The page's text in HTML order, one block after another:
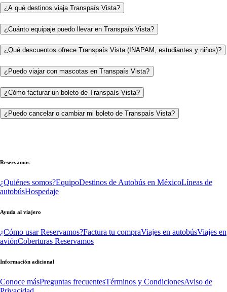
¿A qué destinos viaja Transpaís Vista?
¿Cuánto equipaje puedo llevar en Transpaís Vista?
¿Qué descuentos ofrece Transpaís Vista (INAPAM, estudiantes y niños)?
¿Puedo viajar con mascotas en Transpaís Vista?
¿Cómo facturar un boleto de Transpaís Vista?
¿Puedo cancelar o cambiar mi boleto de Transpaís Vista?
Reservamos
¿Quiénes somos?EquipoDestinos de Autobús en MéxicoLíneas de
autobúsHospedaje
Ayuda al viajero
¿Cómo usar Reservamos?Factura tu compraViajes en autobúsViajes en
aviónCoberturas Reservamos
Información adicional
Conoce másPreguntas frecuentesTérminos y CondicionesAviso de